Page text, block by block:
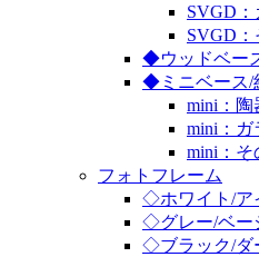
SVGD
SVGD
◆ウッドベー
◆ミニベース/
mini：陶
mini：ガ
mini：そ
フォトフレーム
◇ホワイト/ア
◇グレー/ベー
◇ブラック/ダ